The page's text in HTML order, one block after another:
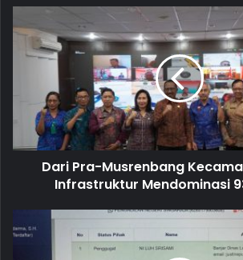
r
d
s
Dari Pra-Musrenbang
Infrastruktur Mendominasi